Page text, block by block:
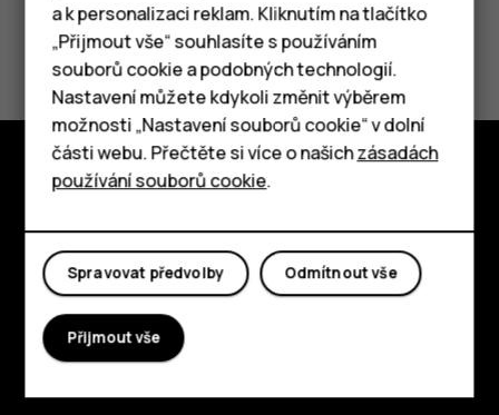
Chytré telefony
Tlačítkové telefony
Tablety
Pomohlo vám to?
Ano Ne
Prozkoumat
O nás
Planet and people
Podpora
a k personalizaci reklam. Kliknutím na tlačítko
„Přijmout vše“ souhlasíte s používáním
souborů cookie a podobných technologií.
Nastavení můžete kdykoli změnit výběrem
možnosti „Nastavení souborů cookie“ v dolní
části webu. Přečtěte si více o našichzásadách
používání souborů cookie.
Odmítnout vše
Spravovat předvolby
Přijmout vše